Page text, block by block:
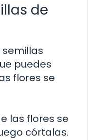
de
puedes
flores se
las flores se
córtalas.